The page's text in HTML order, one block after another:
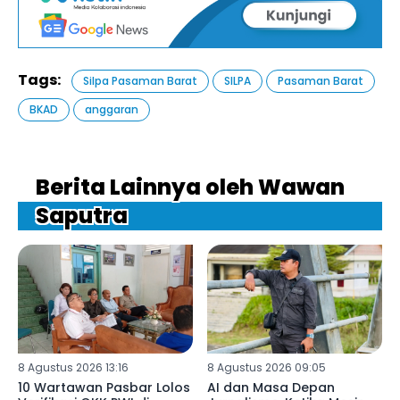
Tags: Silpa Pasaman Barat SILPA
Pasaman Barat
BKAD
anggaran
Berita Lainnya oleh Wawan
Saputra
8 Agustus 2026 13:16
10 Wartawan Pasbar Lolos
8 Agustus 2026 09:05
‎AI dan Masa Depan